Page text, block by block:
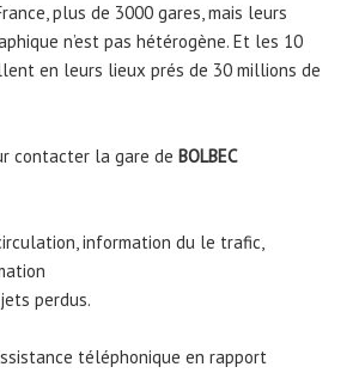
plus de 3000 gares, mais leurs
n’est pas hétérogène. Et les 10
en leurs lieux prés de 30 millions de
contacter la gare de BOLBEC
information du le trafic,
perdus.
téléphonique en rapport